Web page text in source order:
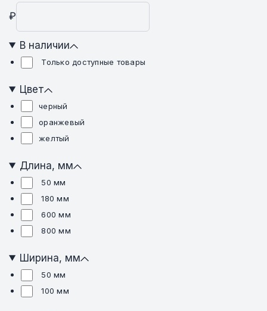
₽
В наличии
Только доступные товары
Цвет
черный
оранжевый
желтый
Длина, мм
50 мм
180 мм
600 мм
800 мм
Ширина, мм
50 мм
100 мм